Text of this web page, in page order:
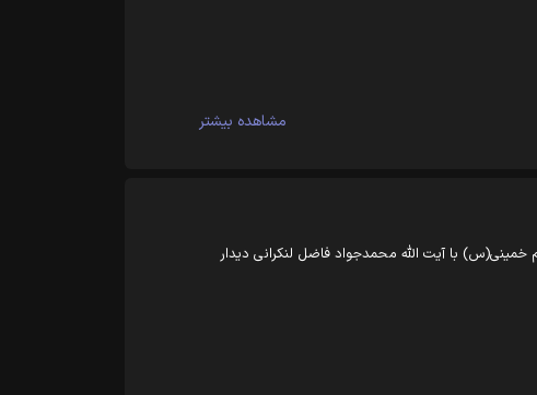
مشاهده بیشتر
امام خمینی(س) با آیت الله محمدجواد فاضل لنکرانی دیدار